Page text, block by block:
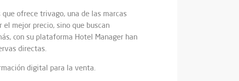
ofrece trivago, una de las marcas
mejor precio, sino que buscan
con su plataforma Hotel Manager han
directas.
digital para la venta.